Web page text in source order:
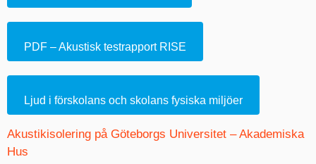
PDF – Akustisk testrapport RISE
Ljud i förskolans och skolans fysiska miljöer
Akustikisolering på Göteborgs Universitet – Akademiska
Hus